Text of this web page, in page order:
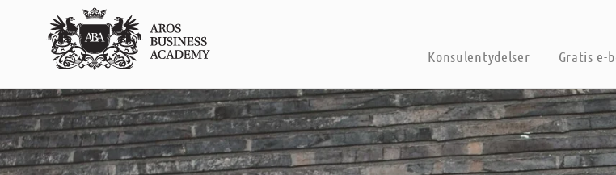
Konsulentydelser Gratis e-